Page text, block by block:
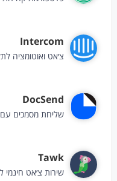
Intercom
צ׳אט ואוטומציה
DocSend
שליחת מסמכים עם
Tawk
שירות צ׳אט חינמי